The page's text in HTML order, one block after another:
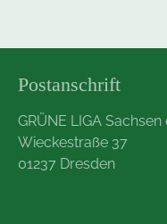
Postanschrift
GRÜNE LIGA Sachsen
Wieckestraße 37
01237 Dresden